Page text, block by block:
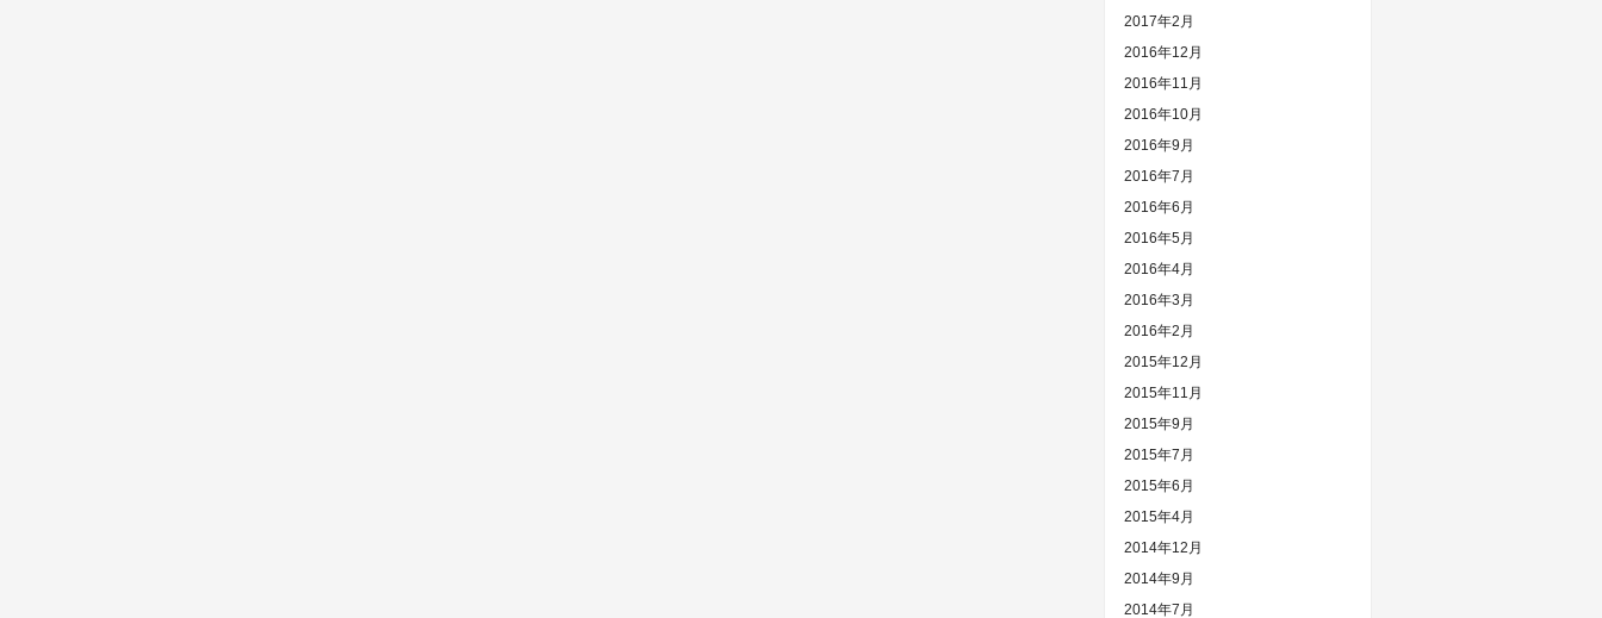
2017年2月
2016年12月
2016年11月
2016年10月
2016年9月
2016年7月
2016年6月
2016年5月
2016年4月
2016年3月
2016年2月
2015年12月
2015年11月
2015年9月
2015年7月
2015年6月
2015年4月
2014年12月
2014年9月
2014年7月